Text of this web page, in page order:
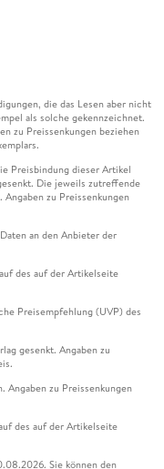
die das Lesen aber nicht
als solche gekennzeichnet.
zu Preissenkungen beziehen
Preisbindung dieser Artikel
Die jeweils zutreffende
zu Preissenkungen
an den Anbieter der
des auf der Artikelseite
Preisempfehlung (UVP) des
gesenkt. Angaben zu
Angaben zu Preissenkungen
des auf der Artikelseite
Sie können den